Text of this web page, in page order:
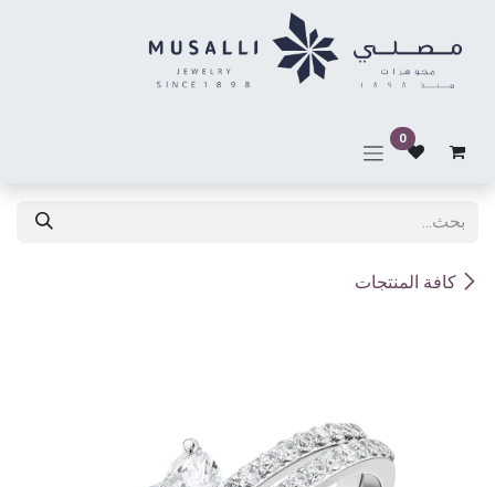
0
كافة المنتجات